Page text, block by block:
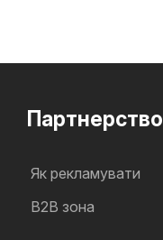
Партнерство
Як рекламувати
B2B зона